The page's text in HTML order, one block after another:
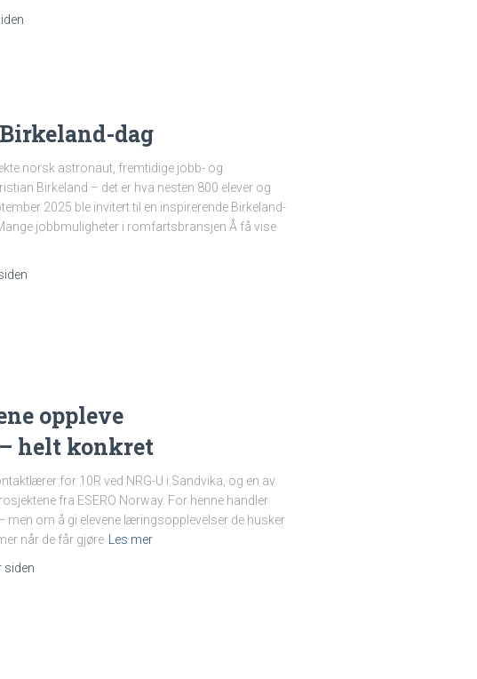
dag
norsk astronaut, fremtidige jobb- og
Birkeland – det er hva nesten 800 elever og
2025 ble invitert til en inspirerende Birkeland-
jobbmuligheter i romfartsbransjen Å få vise
oppleve
helt konkret
for 10R ved NRG-U i Sandvika, og en av
fra ESERO Norway. For henne handler
men om å gi elevene læringsopplevelser de husker
når de får gjøre
Les mer
siden